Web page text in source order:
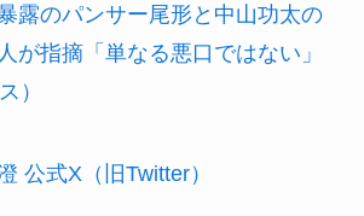
露のパンサー尾形と中山功太の
指摘「単なる悪口ではない」
）
公式X（旧Twitter）